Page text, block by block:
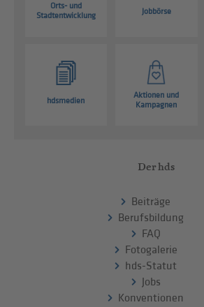
Orts- und
Stadtentwicklung
Jobbörse
hdsmedien
Aktionen und
Kampagnen
Der hds
Beiträge
Berufsbildung
FAQ
Fotogalerie
hds-Statut
Jobs
Konventionen